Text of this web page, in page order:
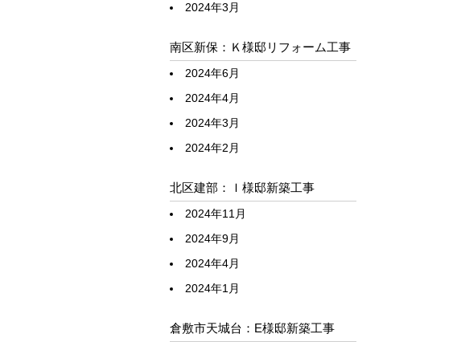
2024年3月
南区新保：Ｋ様邸リフォーム工事
2024年6月
2024年4月
2024年3月
2024年2月
北区建部：Ｉ様邸新築工事
2024年11月
2024年9月
2024年4月
2024年1月
倉敷市天城台：E様邸新築工事